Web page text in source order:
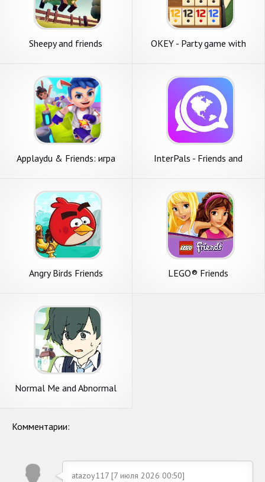
Sheepy and friends
OKEY - Party game with
Applaydu & Friends: игра
InterPals - Friends and
Angry Birds Friends LEGO® Friends
Normal Me and Abnormal
Комментарии:
atazoy117 [7 июля 2026 00:50]